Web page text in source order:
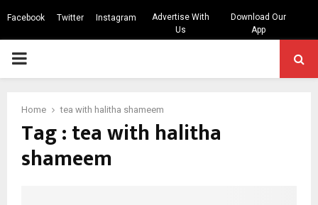
Facebook Twitter Instagram
Advertise With
Us
Download Our
App
PRIMARY
Home tea with halitha shameem
Tag : tea with halitha
shameem